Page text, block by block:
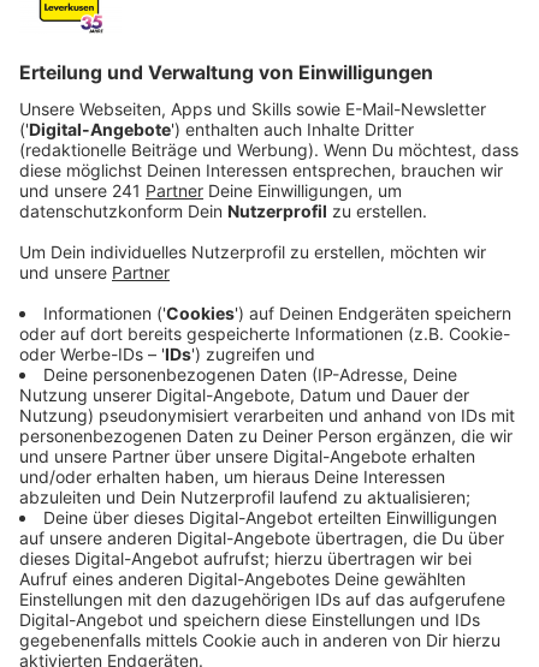
Veröffentlicht:
Kontrollen im Frischebereich
Anzeige
Jetzt meldet sich der Hausleiter der Leverkusener
Filiale zu Wort – und versichert: „Die Kunden können
bei uns bedenkenlos einkaufen.“ Täglich werde bei
Kaufland in Leverkusen die Filiale auf Sauberkeit und
Hygiene kontrolliert – besonders in den
Frischebereichen, heißt es. 2023 seien die kompletten
Kälteanlagen erneuert worden, dieses Jahr gehe es an
den Austausch der Bedientheken und die Sanierung
des Parkdecks.
Anzeige